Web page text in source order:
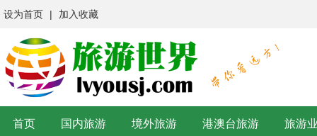
设为首页 | 加入收藏
首页 国内旅游 境外旅游 港澳台旅游 旅游